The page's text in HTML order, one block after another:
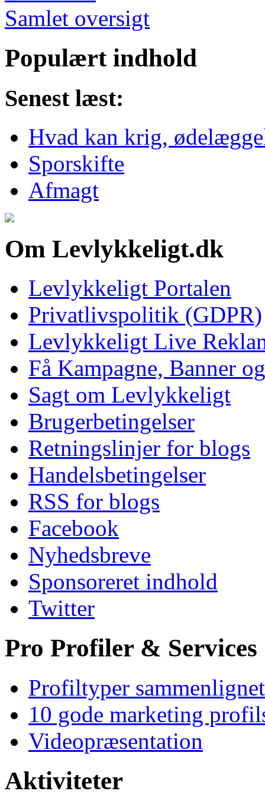
Samlet oversigt
Populært indhold
Senest læst:
Hvad kan krig,
Sporskifte
Afmagt
Om Levlykkeligt.dk
Levlykkeligt Portalen
Privatlivspolitik (GDPR)
Levlykkeligt Live
Få Kampagne, Banner
Sagt om Levlykkeligt
Brugerbetingelser
Retningslinjer for blogs
Handelsbetingelser
RSS for blogs
Facebook
Nyhedsbreve
Sponsoreret indhold
Twitter
Pro Profiler & Services
Profiltyper sammenlignet
10 gode marketing
Videopræsentation
Aktiviteter